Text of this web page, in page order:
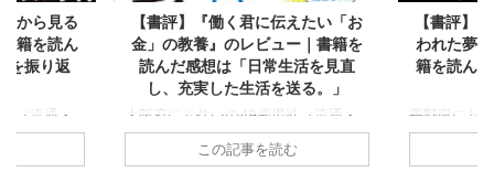
伝えたい「お
ュー｜書籍を
常生活を見直
男性（流通・
）が2024年1月
【書評】『ゴミ人間 日本中から笑
われた夢がある』のレビュー｜書
籍を読んだ感想は「あなたを応援
してくれた本」
長野県にお住いの26歳女性（福祉医
療：保育士）が2023年1月頃に読んだ
『ゴミ人間 日本中から笑われた夢が
この記事を読む
【書
｜書
婦が
小売系
ト）が